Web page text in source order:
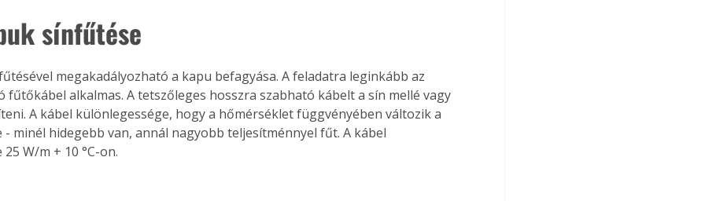
Old
új,
egyedi
könyvek tetszőleges
párosítással kedvezményes
megrendelhetők!
sínfűtése
megakadályozható a kapu befagyása. A feladatra leginkább az
fűtőkábel alkalmas. A tetszőleges hosszra szabható kábelt a sín mellé vagy
A kábel különlegessége, hogy a hőmérséklet függvényében változik a
- minél hidegebb van, annál nagyobb teljesítménnyel fűt. A kábel
W/m + 10 °C-on.